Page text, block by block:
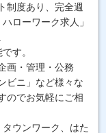
制度あり、完全週
ローワーク求人」
す。
画・管理・公務
ビニ」など様々な
のでお気軽にご相
ウンワーク、はた